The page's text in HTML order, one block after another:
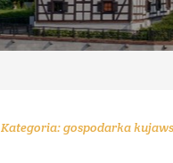
Kategoria:gospodarka